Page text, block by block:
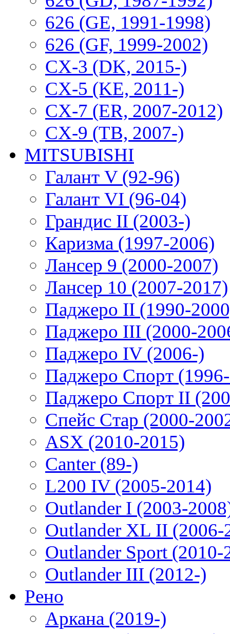
626 (GE, 1991-1998)
626 (GF, 1999-2002)
CX-3 (DK, 2015-)
CX-5 (KE, 2011-)
CX-7 (ER, 2007-2012)
CX-9 (TB, 2007-)
MITSUBISHI
Галант V (92-96)
Галант VI (96-04)
Грандис II (2003-)
Каризма (1997-2006)
Лансер 9 (2000-2007)
Лансер 10 (2007-2017)
Паджеро II (1990-
Паджеро III (2000-
Паджеро IV (2006-)
Паджеро Спорт
Паджеро Спорт II
Спейс Стар (2000-
ASX (2010-2015)
Canter (89-)
L200 IV (2005-2014)
Outlander I (2003-
Outlander XL II (2006-
Outlander Sport (2010-
Outlander III (2012-)
Рено
Аркана (2019-)